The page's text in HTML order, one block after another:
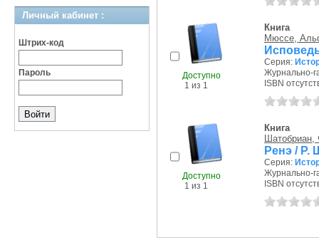
Личный кабинет :
Штрих-код
Пароль
Доступно
1 из 1
Книга
Мюссе,
Серия:
Журнально-
ISBN
Доступно
1 из 1
Книга
Шатобриан,
Ренэ / Р.
Серия:
Журнально-
ISBN